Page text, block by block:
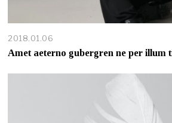
2018.01.06
Amet aeterno gubergren ne per illum